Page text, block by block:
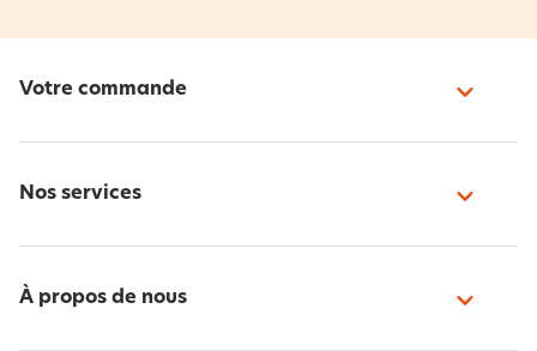
Votre commande
Nos services
À propos de nous